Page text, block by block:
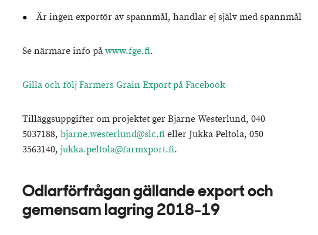
Är ingen exportör av spannmål, handlar ej själv med spannmål
Se närmare info påwww.fge.fi.
Gilla och följ Farmers Grain Export på Facebook
Tilläggsuppgifter om projektet ger Bjarne Westerlund, 040
5037188, bjarne.westerlund@slc.fieller Jukka Peltola, 050
3563140, jukka.peltola@farmxport.fi.
Odlarförfrågan gällande export och
gemensam lagring 2018-19